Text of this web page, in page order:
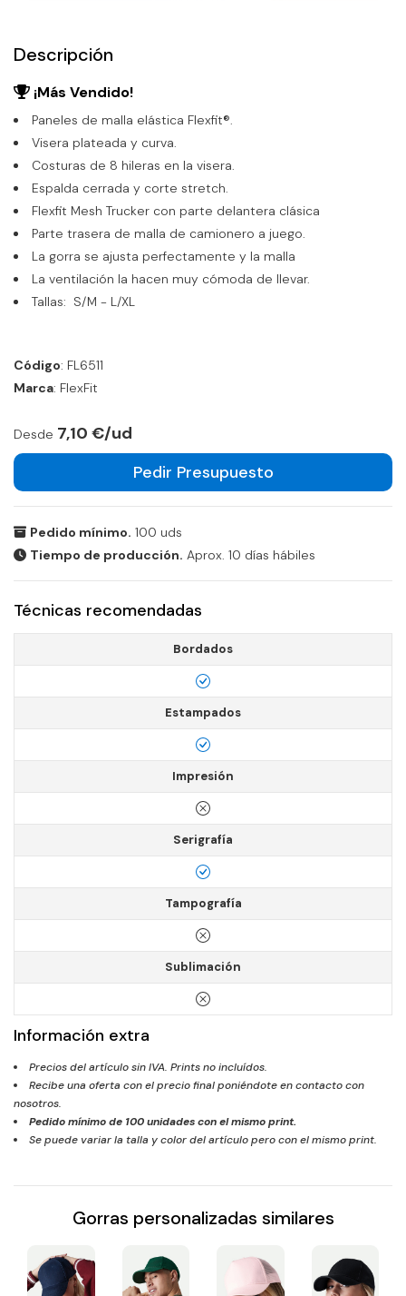
Descripción
¡Más Vendido!
Paneles de malla elástica Flexfit®.
Visera plateada y curva.
Costuras de 8 hileras en la visera.
Espalda cerrada y corte stretch.
Flexfit Mesh Trucker con parte delantera clásica
Parte trasera de malla de camionero a juego.
La gorra se ajusta perfectamente y la malla
La ventilación la hacen muy cómoda de llevar.
Tallas: S/M - L/XL
Código: FL6511
Marca: FlexFit
Desde 7,10 €/ud
Pedir Presupuesto
Pedido mínimo. 100 uds
Tiempo de producción. Aprox. 10 días hábiles
Técnicas recomendadas
Bordados
Estampados
Impresión
Serigrafía
Tampografía
Sublimación
Información extra
Precios del artículo sin IVA. Prints no incluídos.
Recibe una oferta con el precio final poniéndote en contacto con
nosotros.
Pedido mínimo de 100unidades con el mismo print.
Se puede variar la talla y color del artículo pero con el mismo print.
Gorras personalizadas similares